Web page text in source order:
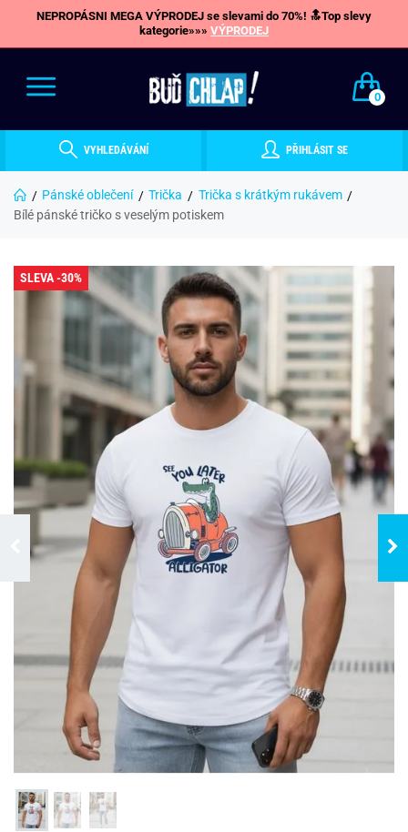
NEPROPÁSNI MEGA VÝPRODEJ se slevami do 70%! 🔝Top slevy
kategorie»»» VÝPRODEJ
0
VYHLEDÁVÁNÍ PŘIHLÁSIT SE
Pánské oblečení Trička
Trička s krátkým rukávem
Bílé pánské tričko s veselým potiskem
SLEVA -30%